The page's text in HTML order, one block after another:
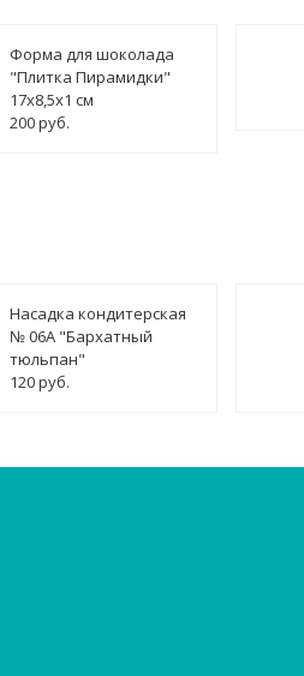
Форма для шоколада
"Плитка Пирамидки"
17х8,5х1 см
200 руб.
Насадка кондитерская
№ 06А "Бархатный
тюльпан"
120 руб.